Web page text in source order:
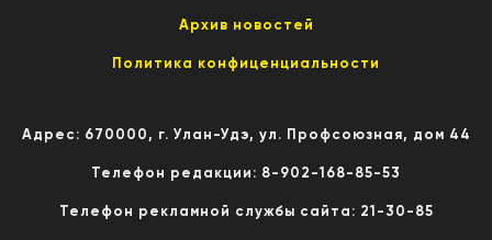
Архив новостей
Политика конфиценциальности
Адрес: 670000, г. Улан-Удэ, ул. Профсоюзная, дом 44
Телефон редакции: 8-902-168-85-53
Телефон рекламной службы сайта: 21-30-85